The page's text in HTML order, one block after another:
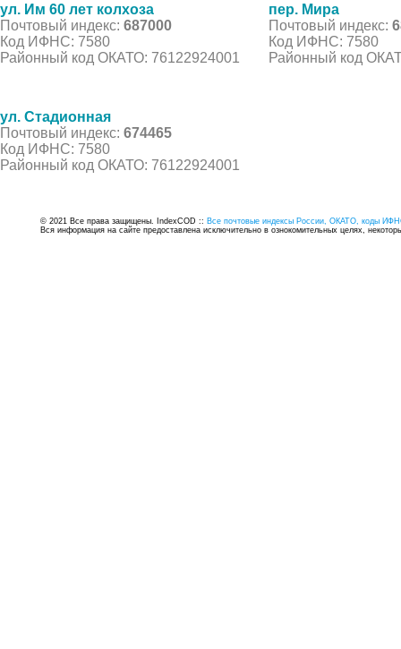
ул. Им 60 лет колхоза
Почтовый индекс: 687000
Код ИФНС: 7580
Районный код ОКАТО: 76122924001
пер. Мира
Почтовый индекс:
Код ИФНС: 7580
Районный код
ул. Стадионная
Почтовый индекс: 674465
Код ИФНС: 7580
Районный код ОКАТО: 76122924001
© 2021 Все права защищены. IndexCOD :: Все почтовые индексы России, ОКАТО, коды
Вся информация на сайте предоставлена исключительно в ознокомительных целях,